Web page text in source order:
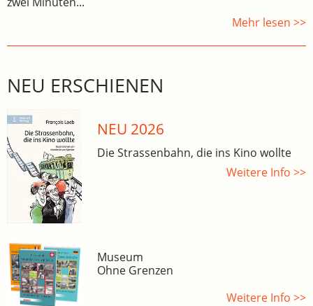
Mehr lesen >>
NEU ERSCHIENEN
NEU 2026
Die Strassenbahn, die ins Kino wollte
Weitere Info >>
Museum
Ohne Grenzen
Weitere Info >>